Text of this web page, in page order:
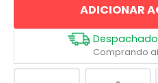
ADICIONAR
Despachado
Comprando